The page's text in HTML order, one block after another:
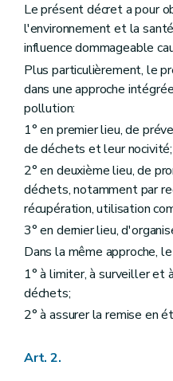
Le présent décret a pour
l'environnement et la
influence dommageable
Plus particulièrement, le
dans une approche
pollution:
1° en premier lieu, de
de déchets et leur nocivité;
2° en deuxième lieu, de
déchets, notamment par
récupération, utilisation
3° en dernier lieu,
Dans la même approche,
1° à limiter, à surveiller
déchets;
2° à assurer la remise en
Art. 2.